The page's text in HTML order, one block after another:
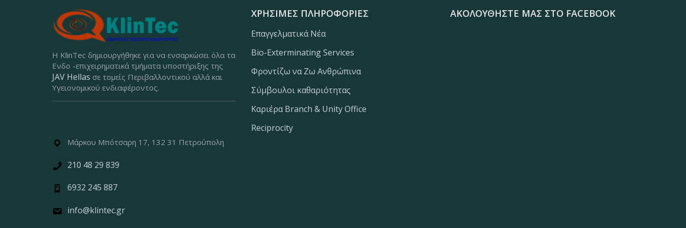
Η KlinTec δημιουργήθηκε για να ενσαρκώσει όλα τα
Ενδο -επιχειρηματικά τμήματα υποστήριξης της
JAV Hellas σε τομείς Περιβαλλοντικού αλλά και
Υγειονομικού ενδιαφέροντος.
Μάρκου Μπότσαρη 17, 132 31 Πετρούπολη
210 48 29 839
6932 245 887
info@klintec.gr
ΧΡΉΣΙΜΕΣ ΠΛΗΡΟΦΟΡΊΕΣ
Επαγγελματικά Νέα
Bio-Exterminating Services
Φροντίζω να Ζω Ανθρώπινα
Σύμβουλοι καθαριότητας
Καριέρα Branch & Unity Office
Reciprocity
ΑΚΟΛΟΥΘΉΣΤΕ ΜΑΣ ΣΤΟ FACEBOOK